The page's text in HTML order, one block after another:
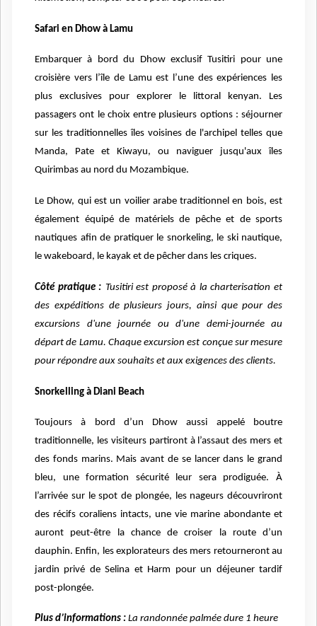
Safari en Dhow à Lamu
Embarquer à bord du Dhow exclusif Tusitiri pour une
croisière vers l’île de Lamu est l’une des expériences les
plus exclusives pour explorer le littoral kenyan. Les
passagers ont le choix entre plusieurs options : séjourner
sur les traditionnelles îles voisines de l'archipel telles que
Manda, Pate et Kiwayu, ou naviguer jusqu'aux îles
Quirimbas au nord du Mozambique.
Le Dhow, qui est un voilier arabe traditionnel en bois, est
également équipé de matériels de pêche et de sports
nautiques afin de pratiquer le snorkeling, le ski nautique,
le wakeboard, le kayak et de pêcher dans les criques.
Côté pratique : Tusitiri est proposé à la charterisation et
des expéditions de plusieurs jours, ainsi que pour des
excursions d'une journée ou d'une demi-journée au
départ de Lamu. Chaque excursion est conçue sur mesure
pour répondre aux souhaits et aux exigences des clients.
Snorkelling à Diani Beach
Toujours à bord d’un Dhow aussi appelé boutre
traditionnelle, les visiteurs partiront à l’assaut des mers et
des fonds marins. Mais avant de se lancer dans le grand
bleu, une formation sécurité leur sera prodiguée. À
l’arrivée sur le spot de plongée, les nageurs découvriront
des récifs coraliens intacts, une vie marine abondante et
auront peut-être la chance de croiser la route d’un
dauphin. Enfin, les explorateurs des mers retourneront au
jardin privé de Selina et Harm pour un déjeuner tardif
post-plongée.
Plus d’informations : La randonnée palmée dure 1 heure